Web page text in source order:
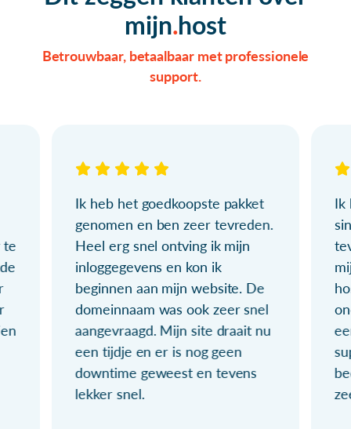
mijn host
Betrouwbaar, betaalbaar met professionele
support.
te
Ik heb het goedkoopste pakket
genomen en ben zeer tevreden.
Heel erg snel ontving ik mijn
inloggegevens en kon ik
beginnen aan mijn website. De
domeinnaam was ook zeer snel
aangevraagd. Mijn site draait nu
een tijdje en er is nog geen
downtime geweest en tevens
lekker snel.
Ik